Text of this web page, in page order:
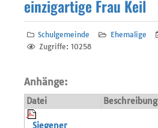
einzigartige Frau Keil
Schulgemeinde Ehemalige
Zugriffe: 10258
Anhänge:
Datei Beschreibung
Siegener